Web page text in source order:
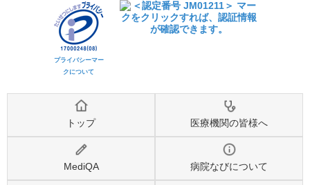
プライバシーマー
クについて
トップ 医療機関の皆様へ
MediQA 病院なびについて